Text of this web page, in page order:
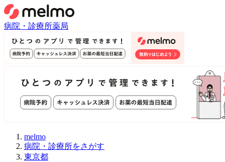
病院・診療所薬局
melmo
病院・診療所をさがす
東京都